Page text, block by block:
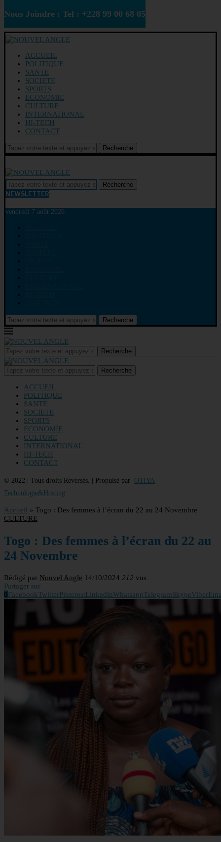
Nous Joindre : Tel : +228 99 00 68 05
ACCUEIL
POLITIQUE
SANTE
SOCIETE
SPORTS
ECONOMIE
CULTURE
INTERNATIONAL
HI-TECH
CONTACT
Recherche
Recherche
NEWSLETTER
vendredi 7 août 2026
Recherche
Recherche
Recherche
ACCUEIL
POLITIQUE
SANTE
SOCIETE
SPORTS
ECONOMIE
CULTURE
INTERNATIONAL
HI-TECH
CONTACT
© 2022 | Tous droits Reversés. | Propulsé par OTIYA
Technologie&Hosting
Accueil » Togo : Des femmes à l’écran du 22 au 24 Novembre
CULTURE
Togo : Des femmes à l’écran du 22 au
24 Novembre
Rédigé par Nouvel Angle 14/10/2024 212 vus
Partager sur
0FacebookTwitterPinterestLinkedinWhatsappTelegramSkypeViber